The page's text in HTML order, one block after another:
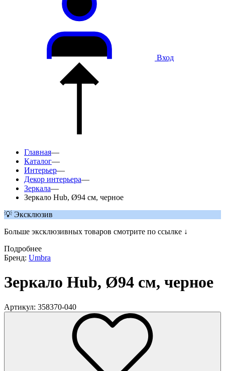
Вход
Главная—
Каталог—
Интерьер—
Декор интерьера—
Зеркала—
Зеркало Hub, Ø94 см, черное
💡 Эксклюзив
Больше эксклюзивных товаров смотрите по ссылке ↓
Подробнее
Бренд: Umbra
Зеркало Hub, Ø94 см, черное
Артикул: 358370-040